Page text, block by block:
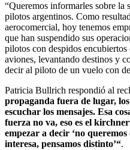
“Queremos informarles sobre la
pilotos argentinos. Como
aerocomercial, hoy tenemos
que han suspendido sus
pilotos con despidos
aviones, levantando destinos y
decir al piloto de un vuelo con
Patricia Bullrich respondió al
propaganda fuera de lugar,
escuchar los mensajes. Esa
fuerza no va, eso es el
empezar a decir ‘no
interesa, pensamos distinto’“.